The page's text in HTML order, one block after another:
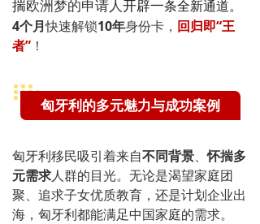
揣欧洲梦的申请人开辟一条全新通道。
4个月快速解锁10年身份卡， 回归即“王
者” ！
匈牙利的多元魅力与成功案例
匈牙利移民吸引着来自不同背景、怀揣多
元需求人群的目光。无论是渴望家庭团
聚、追求子女优质教育，还是计划企业出
海，匈牙利都能满足中国家庭的需求。